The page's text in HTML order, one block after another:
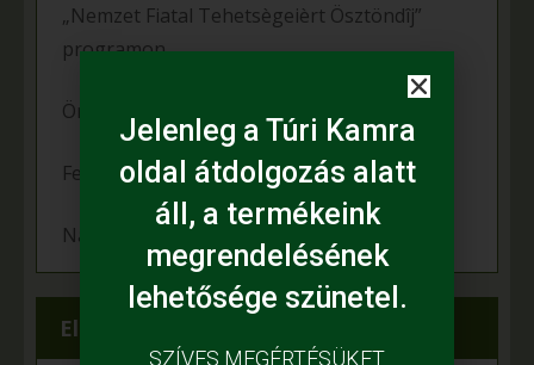
„Nemzet Fiatal Tehetsègeièrt Ösztöndîj”
programon
Örömünnep a Fehér tanyán
Felgyulladt a fény Murányi Éva tanyáján
Napelem került az Adamcsik tanyára
Elérhetőségeink
Jelenleg a Túri Kamra
oldal átdolgozás alatt
áll, a termékeink
megrendelésének
lehetősége szünetel.
SZÍVES MEGÉRTÉSÜKET